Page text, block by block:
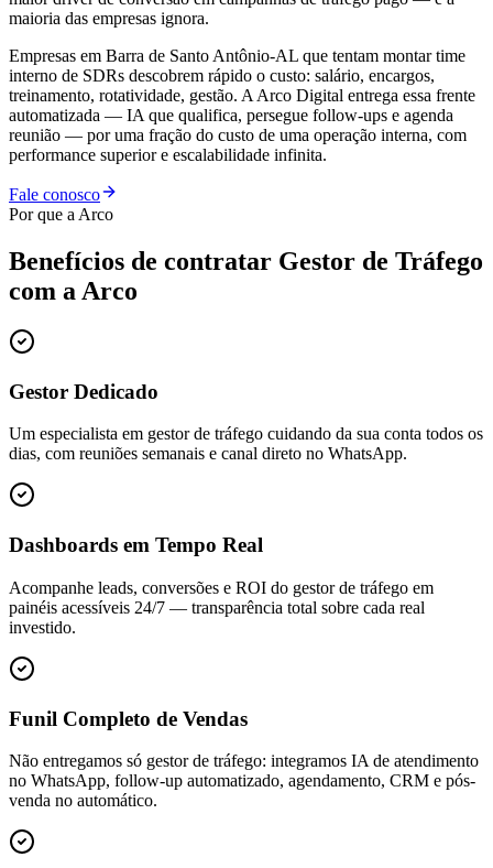
maioria das empresas ignora.
Empresas em Barra de Santo Antônio-AL que tentam montar time
interno de SDRs descobrem rápido o custo: salário, encargos,
treinamento, rotatividade, gestão. A Arco Digital entrega essa frente
automatizada — IA que qualifica, persegue follow-ups e agenda
reunião — por uma fração do custo de uma operação interna, com
performance superior e escalabilidade infinita.
Fale conosco
Por que a Arco
Benefícios de contratar Gestor de Tráfego
com a Arco
Gestor Dedicado
Um especialista em gestor de tráfego cuidando da sua conta todos os
dias, com reuniões semanais e canal direto no WhatsApp.
Dashboards em Tempo Real
Acompanhe leads, conversões e ROI do gestor de tráfego em
painéis acessíveis 24/7 — transparência total sobre cada real
investido.
Funil Completo de Vendas
Não entregamos só gestor de tráfego: integramos IA de atendimento
no WhatsApp, follow-up automatizado, agendamento, CRM e pós-
venda no automático.